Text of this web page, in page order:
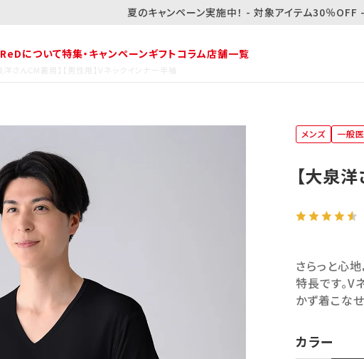
夏のキャンペーン実施中！ - 対象アイテム30％OFF -
ReDについて特集・キャンペーンギフトコラム店舗一覧
メンズ 一般
【大泉
さらっと心
特長です。V
かず着こなせ
カラー